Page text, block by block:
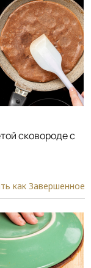
сковороде с
как Завершенное